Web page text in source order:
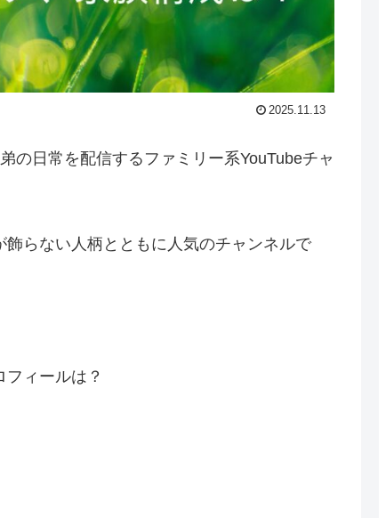
2025.11.13
の日常を配信するファミリー系YouTubeチャ
らない人柄とともに人気のチャンネルで
ィールは？